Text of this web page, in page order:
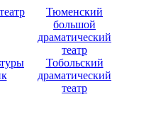
Тюменский
большой
драматический
театр
Тобольский
драматический
театр